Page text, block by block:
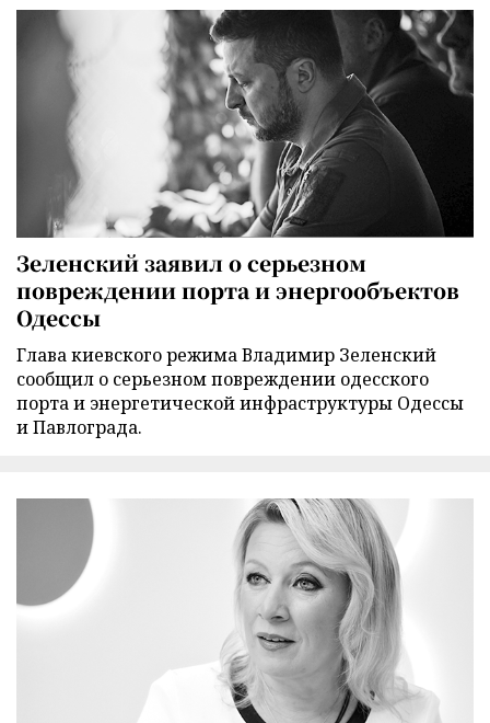
Зеленский заявил о серьезном
повреждении порта и энергообъектов
Одессы
Глава киевского режима Владимир Зеленский
сообщил о серьезном повреждении одесского
порта и энергетической инфраструктуры Одессы
и Павлограда.